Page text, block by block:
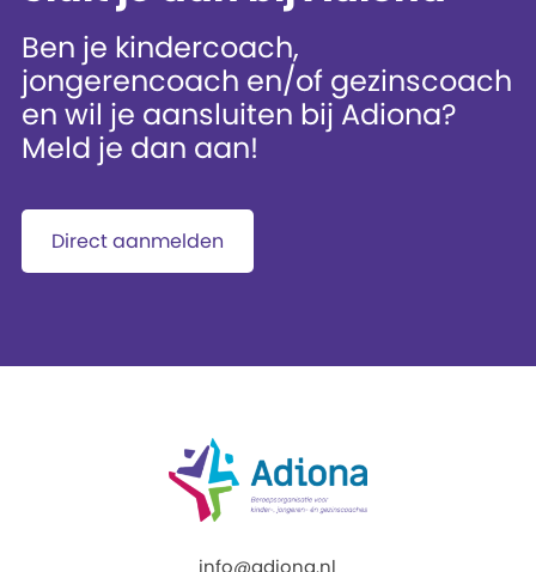
Ben je kindercoach,
jongerencoach en/of gezinscoach
en wil je aansluiten bij Adiona?
Meld je dan aan!
Direct aanmelden
info@adiona.nl